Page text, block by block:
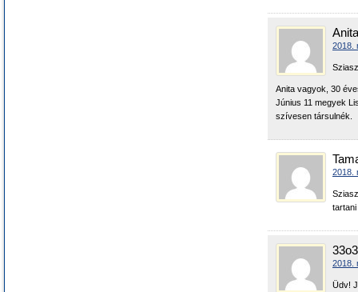
Anita
2018.
Anita vagyok, 30
Június 11 megyek
szívesen társulnék.
2018.
tartani
33o3
2018.
Üdv!